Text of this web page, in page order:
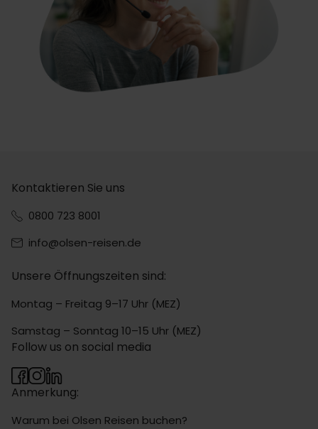
Kontaktieren Sie uns
0800 723 8001
info@olsen-reisen.de
Unsere Öffnungszeiten sind:
Montag – Freitag 9–17 Uhr (MEZ)
Samstag – Sonntag 10–15 Uhr (MEZ)
Anmerkung:
Warum bei Olsen Reisen buchen?
Follow us on social media